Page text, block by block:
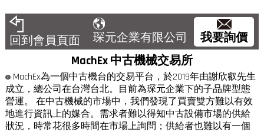
回到會員頁面 琛元企業有限公司
我要詢價
MachEx 中古機械交易所
MachEx為一個中古機台的交易平台，於2019年由謝欣叡先生
成立，總公司在台灣台北。目前為琛元企業下的子品牌型態
營運。 在中古機械的市場中，我們發現了買賣雙方難以有效
地進行資訊上的媒合。需求者難以得知中古設備市場的供給
狀況，時常花很多時間在市場上詢問；供給者也難以有一個